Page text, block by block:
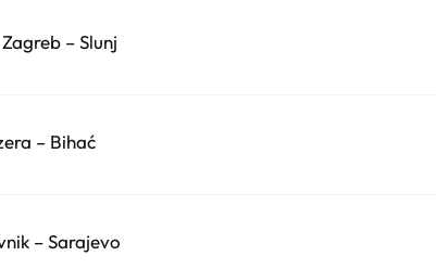
– Slunj
– Bihać
– Sarajevo